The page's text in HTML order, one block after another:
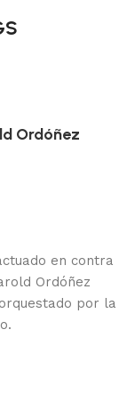
Ordóñez
en contra
Ordóñez
por la